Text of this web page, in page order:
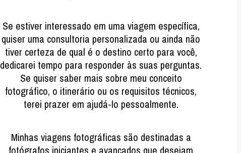
Se estiver interessado em uma viagem específica,
quiser uma consultoria personalizada ou ainda não
tiver certeza de qual é o destino certo para você,
dedicarei tempo para responder às suas perguntas.
Se quiser saber mais sobre meu conceito
fotográfico, o itinerário ou os requisitos técnicos,
terei prazer em ajudá-lo pessoalmente.
Minhas viagens fotográficas são destinadas a
fotógrafos iniciantes e avançados que desejam